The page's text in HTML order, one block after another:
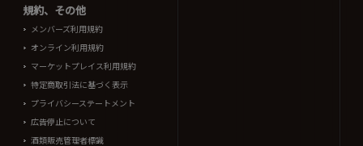
規約、その他
メンバーズ利用規約
オンライン利用規約
マーケットプレイス利用規約
特定商取引法に基づく表示
プライバシーステートメント
広告停止について
酒類販売管理者標識